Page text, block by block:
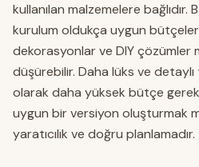
kullanılan malzemelere bağlıdır.
kurulum oldukça uygun
dekorasyonlar ve DIY çözümler
düşürebilir. Daha lüks ve
olarak daha yüksek bütçe
uygun bir versiyon oluşturmak
yaratıcılık ve doğru planlamadır.